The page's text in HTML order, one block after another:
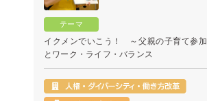
イクメンでいこう！ ～父親の子育て参加
とワーク・ライフ・バランス